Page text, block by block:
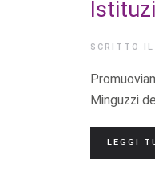
SCRITTO IL
Minguzzi
LEGGI